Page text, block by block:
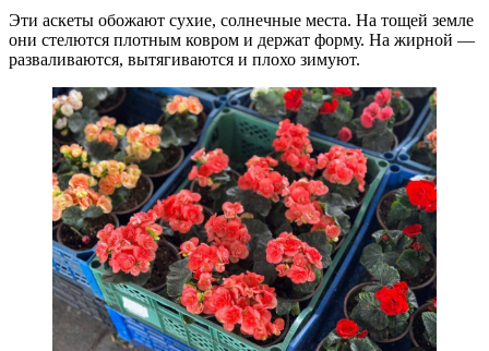
Эти аскеты обожают сухие, солнечные места. На тощей земле
они стелются плотным ковром и держат форму. На жирной —
разваливаются, вытягиваются и плохо зимуют.